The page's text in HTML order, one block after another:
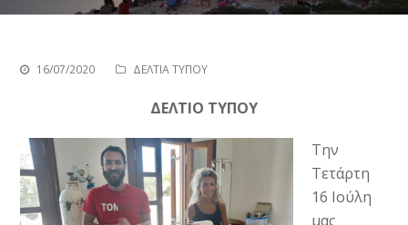
16/07/2020 ΔΕΛΤΙΑ ΤΥΠΟΥ
ΔΕΛΤΙΟ ΤΥΠΟΥ
Την
Τετάρτη
16 Ιούλη
μας